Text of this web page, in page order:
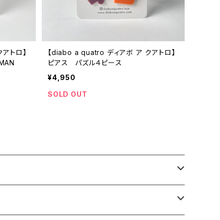
トロ】
【diabo a quatro ディアボ ア クアトロ】
ピアス パズル４ピース
¥4,950
SOLD OUT